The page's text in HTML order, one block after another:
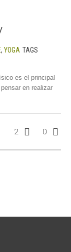
, YOGA TAGS
es el principal
en realizar
2 0